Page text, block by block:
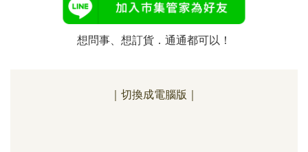
想問事、想訂貨．通通都可以！
｜切換成電腦版｜